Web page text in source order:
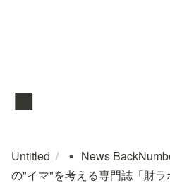
▪️
Untitled / ▪️ News
の"イマ"を考える専門誌「財ラ